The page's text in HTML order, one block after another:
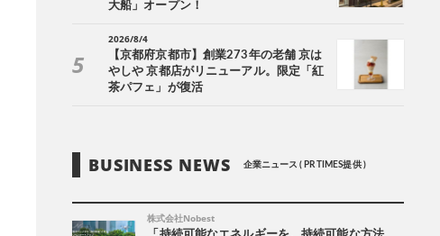
大船」オープン！
2026/8/4
【京都府京都市】創業273年の老舗 京は
やしや 京都店がリニューアル。限定「紅
茶パフェ」が復活
BUSINESS NEWS 企業ニュース ( PR TIMES提供 )
株式会社Nobest